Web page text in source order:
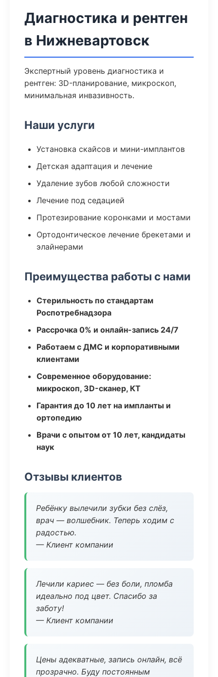
Диагностика и рентген
в Нижневартовск
Экспертный уровень диагностика и
рентген: 3D-планирование, микроскоп,
минимальная инвазивность.
Наши услуги
Установка скайсов и мини-имплантов
Детская адаптация и лечение
Удаление зубов любой сложности
Лечение под седацией
Протезирование коронками и мостами
Ортодонтическое лечение брекетами и
элайнерами
Преимущества работы с нами
Стерильность по стандартам
Роспотребнадзора
Рассрочка 0% и онлайн-запись 24/7
Работаем с ДМС и корпоративными
клиентами
Современное оборудование:
микроскоп, 3D-сканер, КТ
Гарантия до 10 лет на импланты и
ортопедию
Врачи с опытом от 10 лет, кандидаты
наук
Отзывы клиентов
Ребёнку вылечили зубки без слёз,
врач — волшебник. Теперь ходим с
радостью.
— Клиент компании
Лечили кариес — без боли, пломба
идеально под цвет. Спасибо за
заботу!
— Клиент компании
Цены адекватные, запись онлайн, всё
прозрачно. Буду постоянным